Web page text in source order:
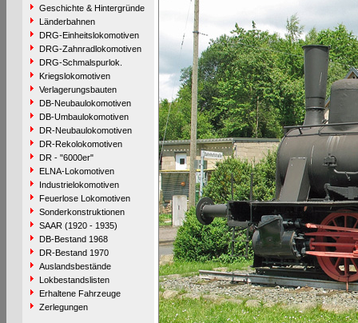
Geschichte & Hintergründe
Länderbahnen
DRG-Einheitslokomotiven
DRG-Zahnradlokomotiven
DRG-Schmalspurlok.
Kriegslokomotiven
Verlagerungsbauten
DB-Neubaulokomotiven
DB-Umbaulokomotiven
DR-Neubaulokomotiven
DR-Rekolokomotiven
DR - "6000er"
ELNA-Lokomotiven
Industrielokomotiven
Feuerlose Lokomotiven
Sonderkonstruktionen
SAAR (1920 - 1935)
DB-Bestand 1968
DR-Bestand 1970
Auslandsbestände
Lokbestandslisten
Erhaltene Fahrzeuge
Zerlegungen